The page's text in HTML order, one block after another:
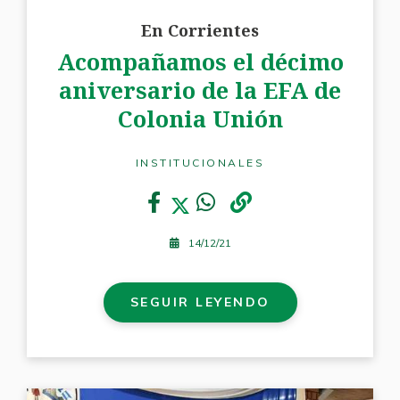
En Corrientes
Acompañamos el décimo
aniversario de la EFA de
Colonia Unión
INSTITUCIONALES
14/12/21
SEGUIR LEYENDO